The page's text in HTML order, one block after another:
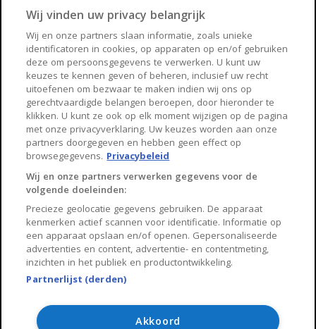
Arnhem
Zwolle
Huisnet
Over Huisnet
Algemene voorwaarden
Privacybeleid
Contact
Sitemap
Copyright 2026, Huisnet is onderdeel van Property Portals
Wij vinden uw privacy belangrijk
Wij en onze partners slaan informatie, zoals unieke
identificatoren in cookies, op apparaten op en/of gebruiken
deze om persoonsgegevens te verwerken. U kunt uw
keuzes te kennen geven of beheren, inclusief uw recht
uitoefenen om bezwaar te maken indien wij ons op
gerechtvaardigde belangen beroepen, door hieronder te
klikken. U kunt ze ook op elk moment wijzigen op de pagina
met onze privacyverklaring. Uw keuzes worden aan onze
partners doorgegeven en hebben geen effect op
browsegegevens. Privacybeleid
Wij en onze partners verwerken gegevens voor de
volgende doeleinden:
Precieze geolocatie gegevens gebruiken. De apparaat
kenmerken actief scannen voor identificatie. Informatie op
een apparaat opslaan en/of openen. Gepersonaliseerde
advertenties en content, advertentie- en contentmeting,
inzichten in het publiek en productontwikkeling.
Partnerlijst (derden)
Akkoord